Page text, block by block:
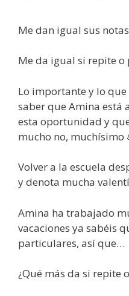
Me dan igual sus
Me da igual si repite o
Lo importante y lo
saber que Amina está
esta oportunidad y
mucho no, muchísimo
Volver a la escuela
y denota mucha
Amina ha trabajado
vacaciones ya sabéis
particulares, así que…
¿Qué más da si repite